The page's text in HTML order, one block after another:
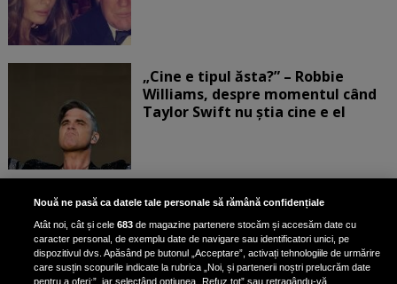
„Cine e tipul ăsta?” – Robbie
Williams, despre momentul când
Taylor Swift nu știa cine e el
Bruce Dickinson, solistul trupei
Iron Maiden, şi-a arătat talentul
de scrimer la un concurs în Franţa
Nouă ne pasă ca datele tale personale să rămână confidențiale
Atât noi, cât și cele683 de magazine partenere stocăm și accesăm date cu
caracter personal, de exemplu date de navigare sau identificatori unici, pe
dispozitivul dvs. Apăsând pe butonul „Acceptare”, activați tehnologiile de urmărire
care susțin scopurile indicate la rubrica „Noi, și partenerii noștri prelucrăm date
pentru a oferi:”, iar selectând opțiunea „Refuz tot” sau retragându-vă